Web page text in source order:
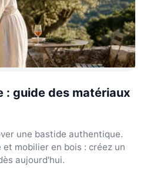
: guide des matériaux
une bastide authentique.
mobilier en bois : créez un
aujourd'hui.